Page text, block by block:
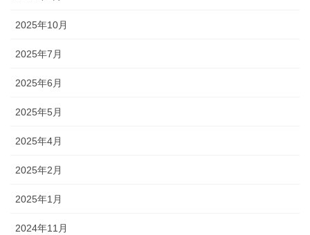
2025年10月
2025年7月
2025年6月
2025年5月
2025年4月
2025年2月
2025年1月
2024年11月